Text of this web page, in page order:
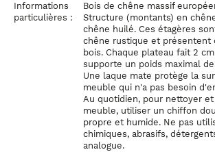
Informations
particulières :
Bois de chêne massif
Structure (montants) en
chêne huilé. Ces étagères
chêne rustique et présentent
bois. Chaque plateau fait 2
supporte un poids maximal
Une laque mate protège la
meuble qui n'a pas besoin
Au quotidien, pour nettoyer
meuble, utiliser un chiffon
propre et humide. Ne pas
chimiques, abrasifs,
analogue.